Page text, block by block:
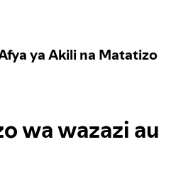
uchaguzi katika Spotify
kuhusu maudhui hatari au ya
zaidi kuhusu faragha
ya Akili na Matatizo
wa wazazi au